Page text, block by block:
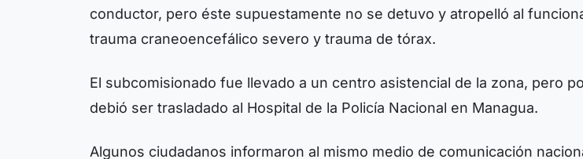
conductor, pero éste supuestamente no se detuvo y atropelló al
trauma craneoencefálico severo y trauma de tórax.
El subcomisionado fue llevado a un centro asistencial de la zona, pero
debió ser trasladado al Hospital de la Policía Nacional en Managua.
Algunos ciudadanos informaron al mismo medio de comunicación